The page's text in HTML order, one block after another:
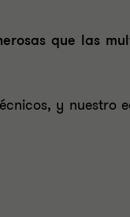
que las
y nuestro